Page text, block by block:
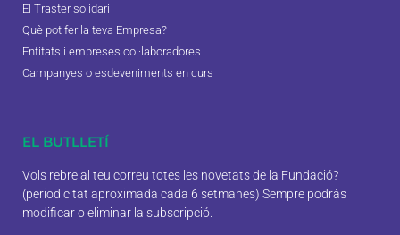
El Traster solidari
Què pot fer la teva Empresa?
Entitats i empreses col·laboradores
Campanyes o esdeveniments en curs
EL BUTLLETÍ
Vols rebre al teu correu totes les novetats de la Fundació?
(periodicitat aproximada cada 6 setmanes) Sempre podràs
modificar o eliminar la subscripció.